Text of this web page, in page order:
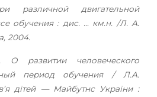
различной двигательной
обучения : дис. … км.н. /Л. А.
2004.
развитии человеческого
период обучения / Л.А.
дітей — Майбутнс Украiни :